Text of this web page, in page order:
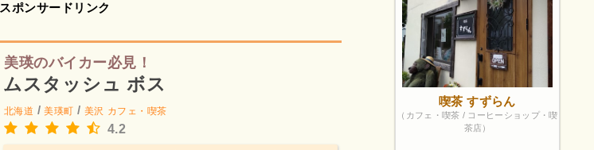
スポンサードリンク
美瑛のバイカー必見！
ムスタッシュ ボス
北海道 /美瑛町 / 美沢 カフェ・喫茶
4.2
喫茶 すずらん
（カフェ・喫茶 / コーヒーショップ・喫
茶店）